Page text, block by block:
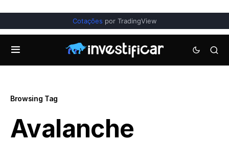
Cotações por TradingView
Browsing Tag
Avalanche